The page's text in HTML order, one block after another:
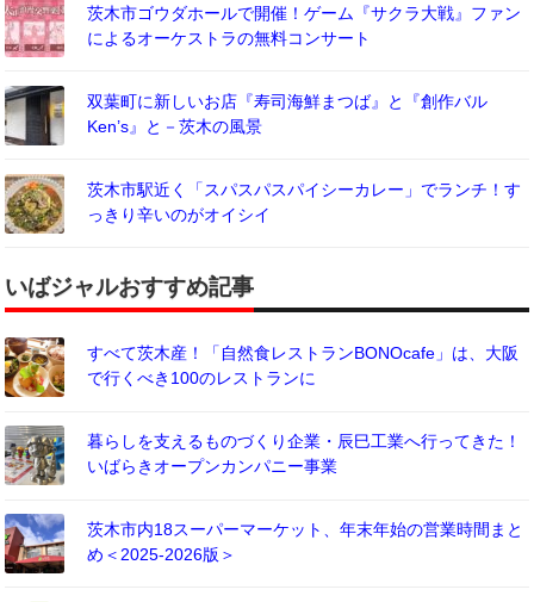
茨木市ゴウダホールで開催！ゲーム『サクラ大戦』ファン
によるオーケストラの無料コンサート
双葉町に新しいお店『寿司海鮮まつば』と『創作バル
Ken’s』と－茨木の風景
茨木市駅近く「スパスパスパイシーカレー」でランチ！す
っきり辛いのがオイシイ
いばジャルおすすめ記事
すべて茨木産！「自然食レストランBONOcafe」は、大阪
で行くべき100のレストランに
暮らしを支えるものづくり企業・辰巳工業へ行ってきた！
いばらきオープンカンパニー事業
茨木市内18スーパーマーケット、年末年始の営業時間まと
め＜2025-2026版＞